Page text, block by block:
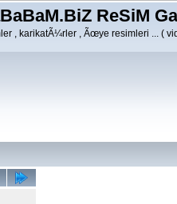
ReSiM
, karikatÃ¼rler , Ãœye resimleri ... (